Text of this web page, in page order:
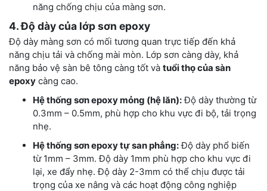
năng chống chịu của màng sơn.
4. Độ dày của lớp sơn epoxy
Độ dày màng sơn có mối tương quan trực tiếp đến khả
năng chịu tải và chống mài mòn. Lớp sơn càng dày, khả
năng bảo vệ sàn bê tông càng tốt và tuổi thọ của sàn
epoxy càng cao.
Hệ thống sơn epoxy mỏng (hệ lăn):Độ dày thường từ
0.3mm – 0.5mm, phù hợp cho khu vực đi bộ, tải trọng
nhẹ.
Hệ thống sơn epoxy tự san phẳng:Độ dày phổ biến
từ 1mm – 3mm. Độ dày 1mm phù hợp cho khu vực đi
lại, xe đẩy nhẹ. Độ dày 2-3mm có thể chịu được tải
trọng của xe nâng và các hoạt động công nghiệp